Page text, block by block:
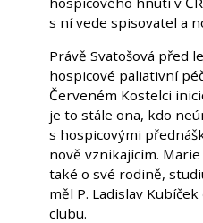
s ní vede spisovatel a
Právě Svatošová před
hospicové paliativní
Červeném Kostelci
je to stále ona, kdo
s hospicovými
nově vznikajícím.
také o své rodině,
měl P. Ladislav
clubu.